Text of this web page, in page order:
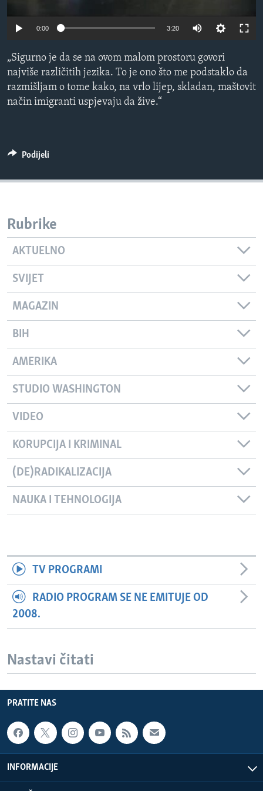
O GLASU AMERIKE
Learning English
PRATITE NAS
Jezici
0:00 3:20
„Sigurno je da se na ovom malom prostoru govori
najviše različitih jezika. To je ono što me podstaklo da
razmišljam o tome kako, na vrlo lijep, skladan, maštovit
način imigranti uspjevaju da žive.“
Podijeli
Rubrike
AKTUELNO
SVIJET
MAGAZIN
BIH
AMERIKA
STUDIO WASHINGTON
VIDEO
KORUPCIJA I KRIMINAL
(DE)RADIKALIZACIJA
NAUKA I TEHNOLOGIJA
TV PROGRAMI
RADIO PROGRAM SE NE EMITUJE OD
2008.
Nastavi čitati
PRATITE NAS
INFORMACIJE